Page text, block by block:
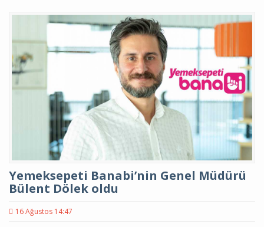
Yemeksepeti Banabi’nin Genel Müdürü
Bülent Dölek oldu
16 Ağustos 14:47